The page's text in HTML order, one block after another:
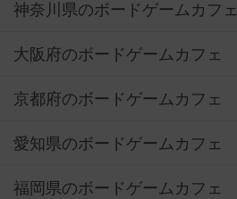
神奈川県のボードゲームカフェ
大阪府のボードゲームカフェ
京都府のボードゲームカフェ
愛知県のボードゲームカフェ
福岡県のボードゲームカフェ